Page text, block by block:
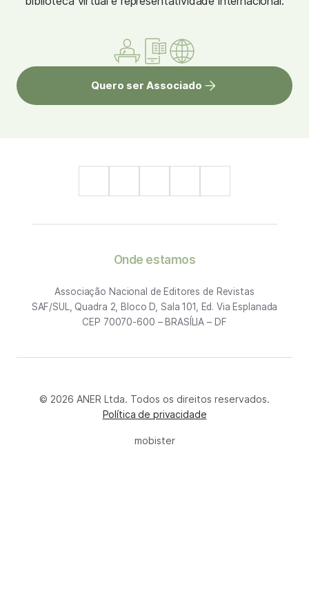
Quero ser Associado
Onde estamos
Associação Nacional de Editores de Revistas
SAF/SUL, Quadra 2, Bloco D, Sala 101, Ed. Via Esplanada
CEP 70070-600 – BRASÍLIA – DF
© 2026 ANER Ltda. Todos os direitos reservados.
Política de privacidade
mobister